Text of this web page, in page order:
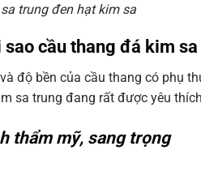
trung đen hạt kim sa
sao cầu thang đá kim
độ bền của cầu thang có phụ
sa trung đang rất được yêu
thẩm mỹ, sang trọng